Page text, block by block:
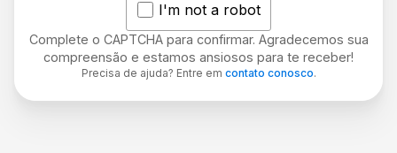
I'm not a robot
Complete o CAPTCHA para confirmar. Agradecemos sua
compreensão e estamos ansiosos para te receber!
Precisa de ajuda? Entre em contato conosco.